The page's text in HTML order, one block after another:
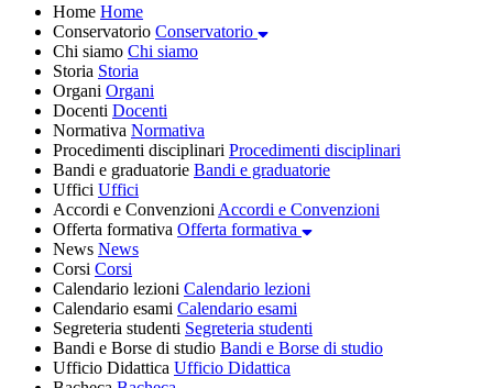
Home Home
Conservatorio Conservatorio
Chi siamo Chi siamo
Storia Storia
Organi Organi
Docenti Docenti
Normativa Normativa
Procedimenti disciplinari Procedimenti disciplinari
Bandi e graduatorie Bandi e graduatorie
Uffici Uffici
Accordi e Convenzioni Accordi e Convenzioni
Offerta formativa Offerta formativa
News News
Corsi Corsi
Calendario lezioni Calendario lezioni
Calendario esami Calendario esami
Segreteria studenti Segreteria studenti
Bandi e Borse di studio Bandi e Borse di studio
Ufficio Didattica Ufficio Didattica